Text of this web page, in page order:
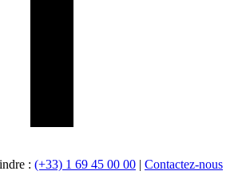
: (+33) 1 69 45 00 00 | Contactez-nous